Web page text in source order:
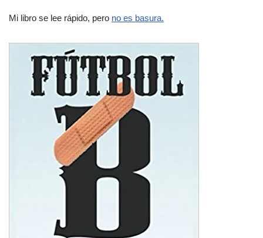
Mi libro se lee rápido, pero no es basura.